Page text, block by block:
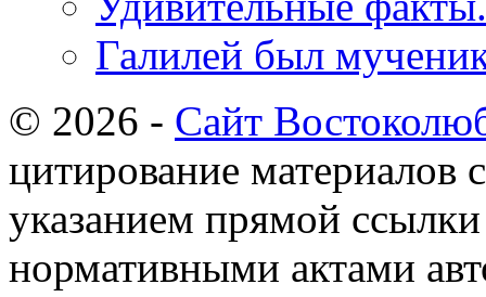
Галилей был
© 2026 - Сайт
цитирование материалов
указанием прямой
нормативными актами